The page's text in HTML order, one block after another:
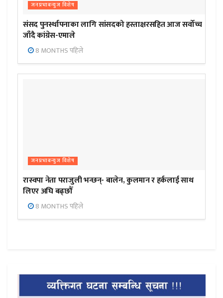
जनप्रभाबन्युज विशेष
संसद पुनर्स्थापनाका लागि सांसदको हस्ताक्षरसहित आज सर्वोच्च
जाँदै कांग्रेस-एमाले
8 MONTHS पहिले
जनप्रभाबन्युज विशेष
रास्वपा नेता पराजुली भन्छन्- बालेन, कुलमान र हर्कलाई साथ
लिएर अघि बढ्छौँ
8 MONTHS पहिले